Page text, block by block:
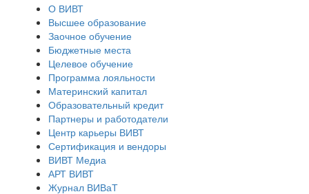
О ВИВТ
Высшее образование
Заочное обучение
Бюджетные места
Целевое обучение
Программа лояльности
Материнский капитал
Образовательный кредит
Партнеры и работодатели
Центр карьеры ВИВТ
Сертификация и вендоры
ВИВТ Медиа
АРТ ВИВТ
Журнал ВИВаТ